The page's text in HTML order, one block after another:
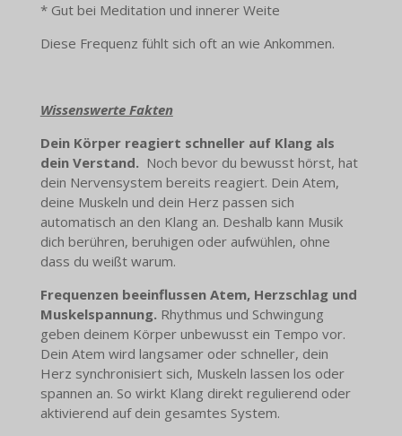
* Gut bei Meditation und innerer Weite
Diese Frequenz fühlt sich oft an wie Ankommen.
Wissenswerte Fakten
Dein Körper reagiert schneller auf Klang als
dein Verstand. Noch bevor du bewusst hörst, hat
dein Nervensystem bereits reagiert. Dein Atem,
deine Muskeln und dein Herz passen sich
automatisch an den Klang an. Deshalb kann Musik
dich berühren, beruhigen oder aufwühlen, ohne
dass du weißt warum.
Frequenzen beeinflussen Atem, Herzschlag und
Muskelspannung. Rhythmus und Schwingung
geben deinem Körper unbewusst ein Tempo vor.
Dein Atem wird langsamer oder schneller, dein
Herz synchronisiert sich, Muskeln lassen los oder
spannen an. So wirkt Klang direkt regulierend oder
aktivierend auf dein gesamtes System.